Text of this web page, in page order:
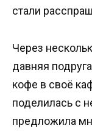
стали
Через
давняя
кофе в своё
поделилась с
предложила